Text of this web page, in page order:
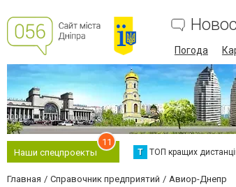
Погода
Наши спецпроекты
11
Т ТОП кращих
Главная Справочник предприятий Авиор-Днепр